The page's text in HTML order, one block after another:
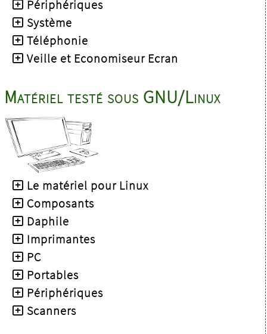
Périphériques
Système
Téléphonie
Veille et Economiseur Ecran
Matériel testé sous GNU/Linux
Le matériel pour Linux
Composants
Daphile
Imprimantes
PC
Portables
Périphériques
Scanners